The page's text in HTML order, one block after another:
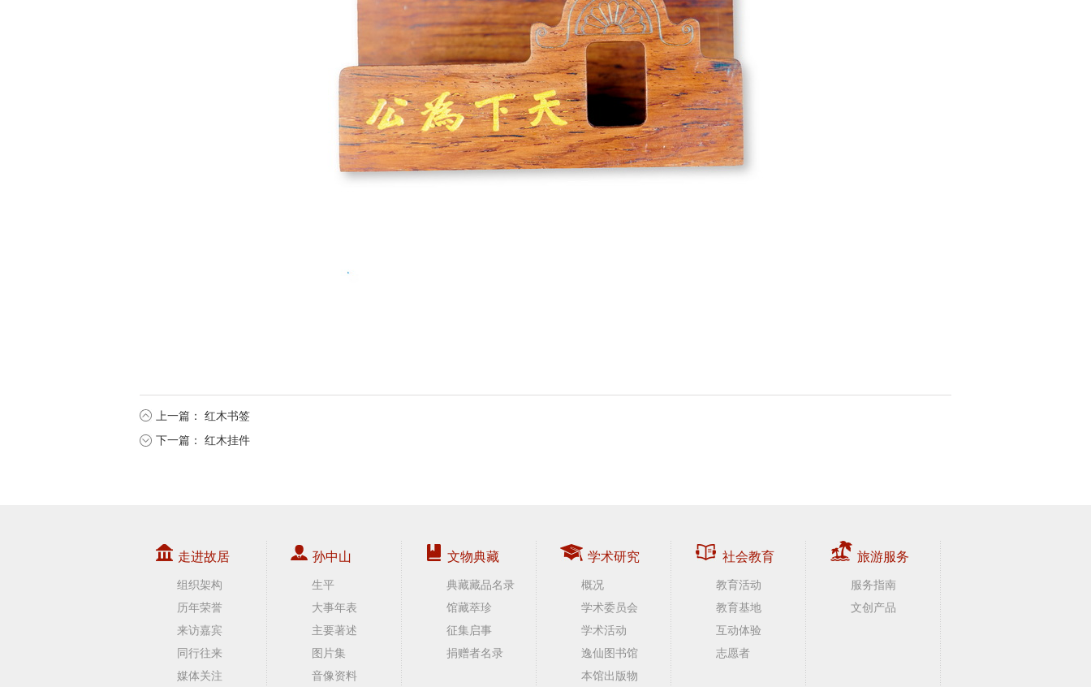
上一篇： 红木书签
下一篇： 红木挂件
走进故居
组织架构
历年荣誉
来访嘉宾
同行往来
媒体关注
孙中山
生平
大事年表
主要著述
图片集
音像资料
文物典藏
典藏藏品名录
馆藏萃珍
征集启事
捐赠者名录
学术研究
概况
学术委员会
学术活动
逸仙图书馆
本馆出版物
社会教育
教育活动
教育基地
互动体验
志愿者
旅游服务
服务指南
文创产品